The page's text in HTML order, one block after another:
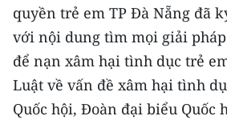
Infographic
TIN MỚI
TIN ĐỊA PHƯƠNG
quyền trẻ em TP Đà Nẵng đã
với nội dung tìm mọi giải
để nạn xâm hại tình dục trẻ
Luật về vấn đề xâm hại tình
Quốc hội, Đoàn đại biểu Quốc